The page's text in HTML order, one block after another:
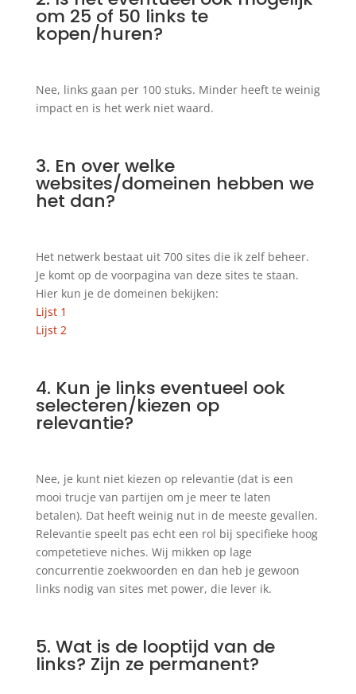
om 25 of 50 links te
kopen/huren?
Nee, links gaan per 100 stuks. Minder heeft te weinig
impact en is het werk niet waard.
3. En over welke
websites/domeinen hebben we
het dan?
Het netwerk bestaat uit 700 sites die ik zelf beheer.
Je komt op de voorpagina van deze sites te staan.
Hier kun je de domeinen bekijken:
Lijst 1
Lijst 2
4. Kun je links eventueel ook
selecteren/kiezen op
relevantie?
Nee, je kunt niet kiezen op relevantie (dat is een
mooi trucje van partijen om je meer te laten
betalen). Dat heeft weinig nut in de meeste gevallen.
Relevantie speelt pas echt een rol bij specifieke hoog
competetieve niches. Wij mikken op lage
concurrentie zoekwoorden en dan heb je gewoon
links nodig van sites met power, die lever ik.
5. Wat is de looptijd van de
links? Zijn ze permanent?